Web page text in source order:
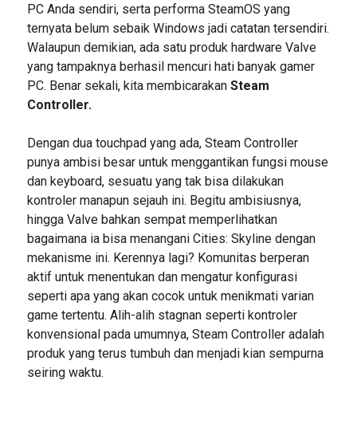
PC Anda sendiri, serta performa SteamOS yang
ternyata belum sebaik Windows jadi catatan tersendiri.
Walaupun demikian, ada satu produk hardware Valve
yang tampaknya berhasil mencuri hati banyak gamer
PC. Benar sekali, kita membicarakan Steam
Controller.
Dengan dua touchpad yang ada, Steam Controller
punya ambisi besar untuk menggantikan fungsi mouse
dan keyboard, sesuatu yang tak bisa dilakukan
kontroler manapun sejauh ini. Begitu ambisiusnya,
hingga Valve bahkan sempat memperlihatkan
bagaimana ia bisa menangani Cities: Skyline dengan
mekanisme ini. Kerennya lagi? Komunitas berperan
aktif untuk menentukan dan mengatur konfigurasi
seperti apa yang akan cocok untuk menikmati varian
game tertentu. Alih-alih stagnan seperti kontroler
konvensional pada umumnya, Steam Controller adalah
produk yang terus tumbuh dan menjadi kian sempurna
seiring waktu.